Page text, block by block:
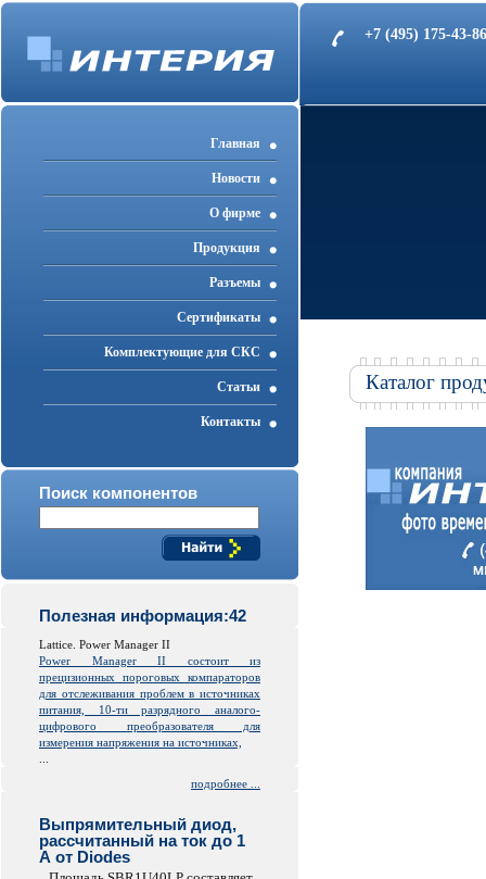
+7 (495) 175-43-
Главная
Новости
О фирме
Продукция
Разъемы
Cертификаты
Комплектующие для СКС
Статьи
Контакты
Поиск компонентов
Полезная информация:42
Lattice. Power Manager II
Power Manager II состоит из
прецизионных пороговых компараторов
для отслеживания проблем в источниках
питания, 10-ти разрядного аналого-
цифрового преобразователя для
измерения напряжения на источниках,
подробнее ...
Выпрямительный диод,
рассчитанный на ток до 1
А от Diodes
Каталог